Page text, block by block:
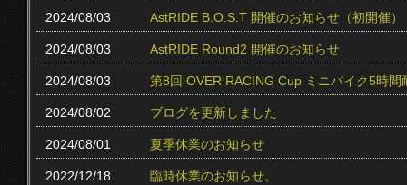
2024/08/03 AstRIDE B.O.S.T 開催のお知らせ（初開催）
2024/08/03 AstRIDE Round2 開催のお知らせ
2024/08/03 第8回 OVER RACING Cup ミニバイク5時
2024/08/02 ブログを更新しました
2024/08/01 夏季休業のお知らせ
2022/12/18 臨時休業のお知らせ。